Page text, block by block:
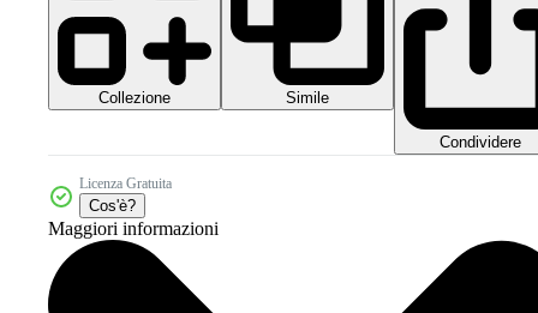
Collezione Simile
Condividere
Licenza Gratuita
Cos'è?
Maggiori informazioni